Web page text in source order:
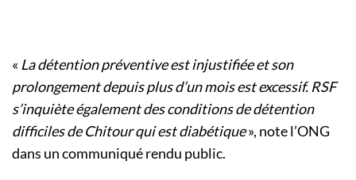
« La détention préventive est injustifiée et son
prolongement depuis plus d’un mois est excessif. RSF
s’inquiète également des conditions de détention
difficiles de Chitour qui est diabétique», note l’ONG
dans un communiqué rendu public.